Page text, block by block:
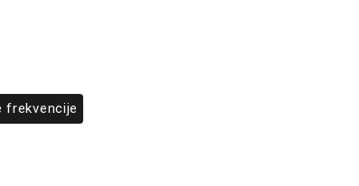
frekvencije